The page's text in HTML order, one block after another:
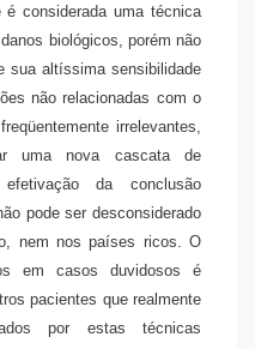
é considerada uma técnica
biológicos, porém não
sua altíssima sensibilidade
não relacionadas com o
irrelevantes,
uma nova cascata de
da conclusão
pode ser desconsiderado
nem nos países ricos. O
em casos duvidosos é
pacientes que realmente
por estas técnicas